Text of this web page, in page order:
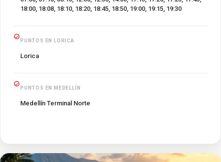
18:00, 18:08, 18:10, 18:20, 18:45, 18:50, 19:00, 19:15, 19:30
PUNTOS EN LORICA
Lorica
PUNTOS EN MEDELLÍN
Medellín Terminal Norte